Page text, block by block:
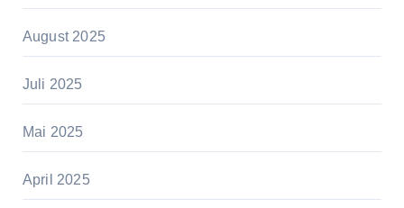
August 2025
Juli 2025
Mai 2025
April 2025